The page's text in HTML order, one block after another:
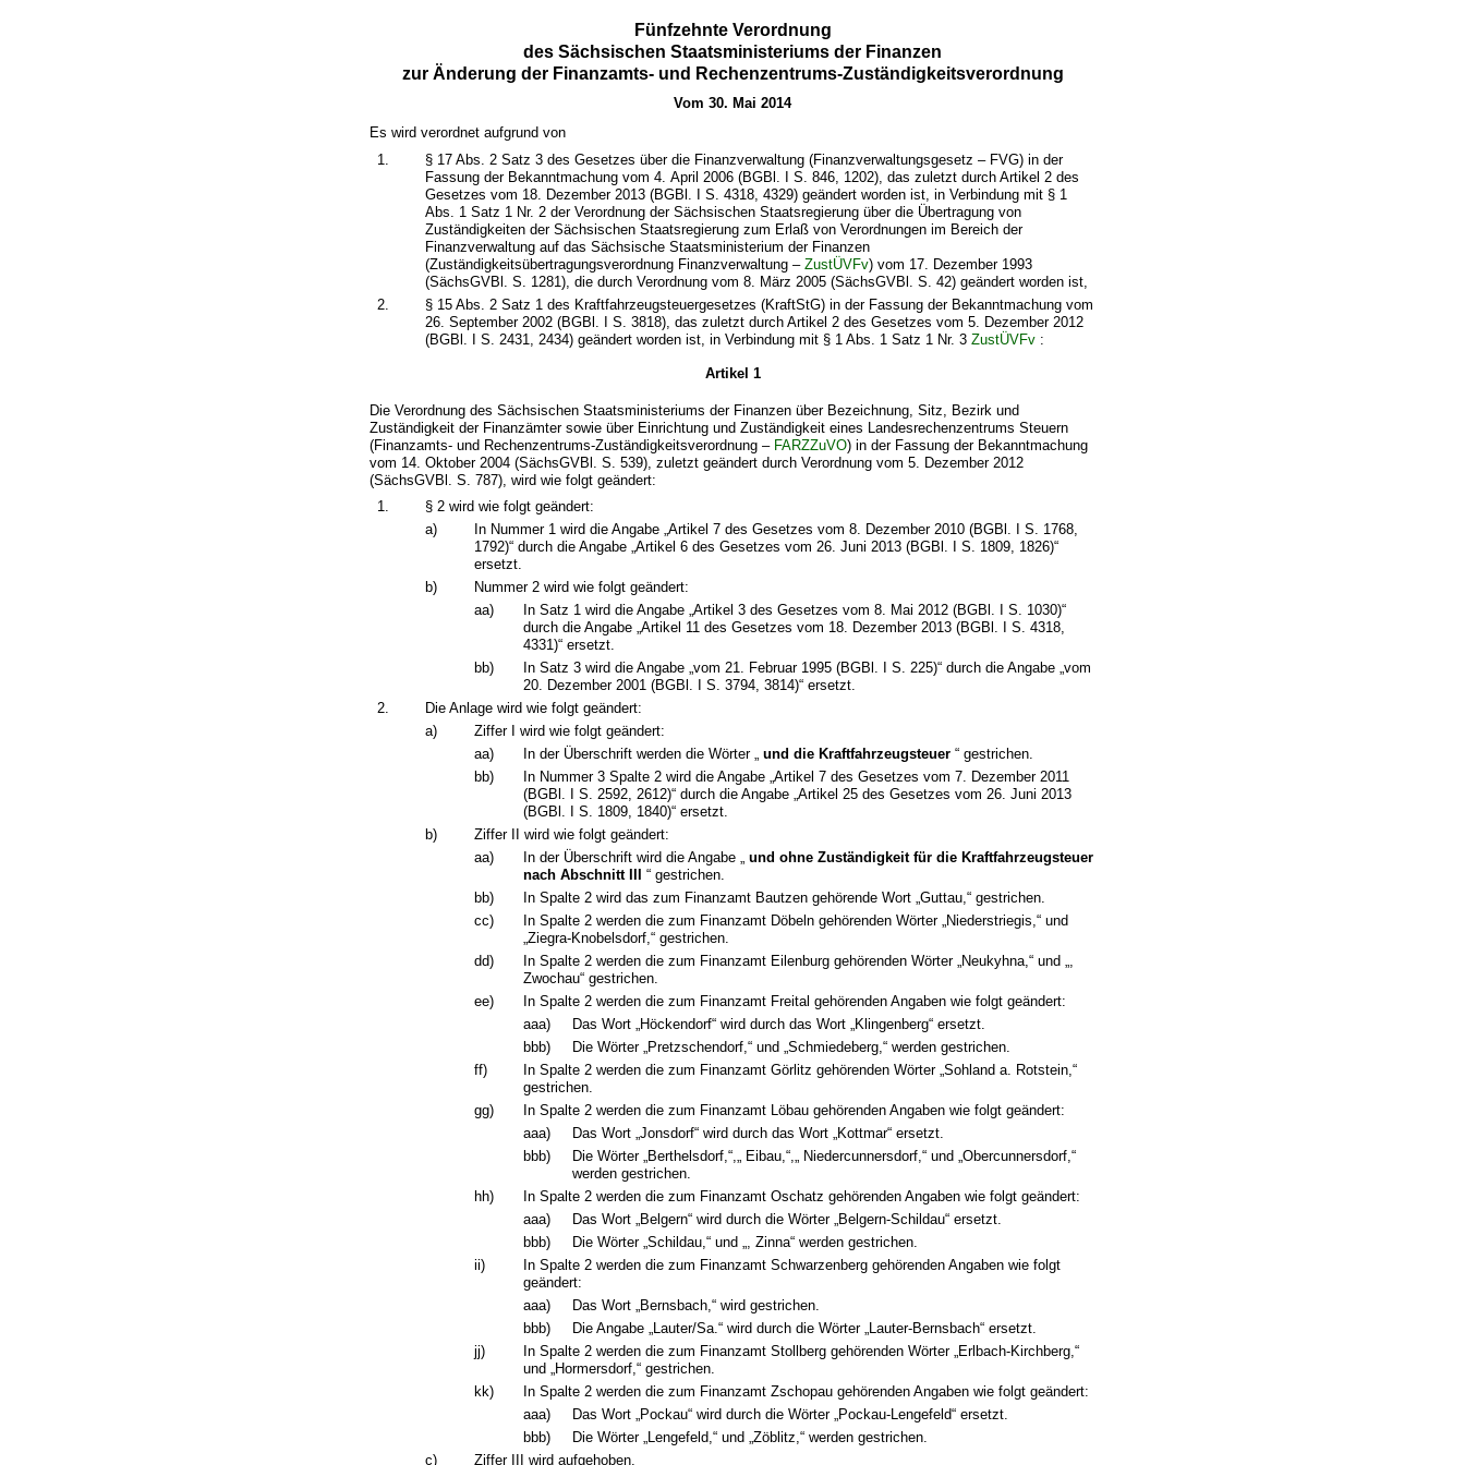
Fünfzehnte Verordnung
des Sächsischen Staatsministeriums der Finanzen
zur Änderung der Finanzamts- und Rechenzentrums-Zuständigkeitsverordnung
Vom 30. Mai 2014
Es wird verordnet aufgrund von
1.
§ 17 Abs. 2 Satz 3 des Gesetzes über die Finanzverwaltung (Finanzverwaltungsgesetz – FVG) in der
Fassung der Bekanntmachung vom 4. April 2006 (BGBl. I S. 846, 1202), das zuletzt durch Artikel 2 des
Gesetzes vom 18. Dezember 2013 (BGBl. I S. 4318, 4329) geändert worden ist, in Verbindung mit § 1
Abs. 1 Satz 1 Nr. 2 der Verordnung der Sächsischen Staatsregierung über die Übertragung von
Zuständigkeiten der Sächsischen Staatsregierung zum Erlaß von Verordnungen im Bereich der
Finanzverwaltung auf das Sächsische Staatsministerium der Finanzen
(Zuständigkeitsübertragungsverordnung Finanzverwaltung –ZustÜVFv) vom 17. Dezember 1993
(SächsGVBl. S. 1281), die durch Verordnung vom 8. März 2005 (SächsGVBl. S. 42) geändert worden ist,
2.
§ 15 Abs. 2 Satz 1 des Kraftfahrzeugsteuergesetzes (KraftStG) in der Fassung der Bekanntmachung vom
26. September 2002 (BGBl. I S. 3818), das zuletzt durch Artikel 2 des Gesetzes vom 5. Dezember 2012
(BGBl. I S. 2431, 2434) geändert worden ist, in Verbindung mit § 1 Abs. 1 Satz 1 Nr. 3ZustÜVFv :
Artikel 1
Die Verordnung des Sächsischen Staatsministeriums der Finanzen über Bezeichnung, Sitz, Bezirk und
Zuständigkeit der Finanzämter sowie über Einrichtung und Zuständigkeit eines Landesrechenzentrums Steuern
(Finanzamts- und Rechenzentrums-Zuständigkeitsverordnung – FARZZuVO) in der Fassung der Bekanntmachung
vom 14. Oktober 2004 (SächsGVBl. S. 539), zuletzt geändert durch Verordnung vom 5. Dezember 2012
(SächsGVBl. S. 787), wird wie folgt geändert:
1.
§ 2 wird wie folgt geändert:
a)
In Nummer 1 wird die Angabe „Artikel 7 des Gesetzes vom 8. Dezember 2010 (BGBl. I S. 1768,
1792)“ durch die Angabe „Artikel 6 des Gesetzes vom 26. Juni 2013 (BGBl. I S. 1809, 1826)“
ersetzt.
b)
Nummer 2 wird wie folgt geändert:
aa)
In Satz 1 wird die Angabe „Artikel 3 des Gesetzes vom 8. Mai 2012 (BGBl. I S. 1030)“
durch die Angabe „Artikel 11 des Gesetzes vom 18. Dezember 2013 (BGBl. I S. 4318,
4331)“ ersetzt.
bb)
In Satz 3 wird die Angabe „vom 21. Februar 1995 (BGBl. I S. 225)“ durch die Angabe „vom
20. Dezember 2001 (BGBl. I S. 3794, 3814)“ ersetzt.
2.
Die Anlage wird wie folgt geändert:
a)
Ziffer I wird wie folgt geändert:
aa)
In der Überschrift werden die Wörter „ und die Kraftfahrzeugsteuer“ gestrichen.
bb)
In Nummer 3 Spalte 2 wird die Angabe „Artikel 7 des Gesetzes vom 7. Dezember 2011
(BGBl. I S. 2592, 2612)“ durch die Angabe „Artikel 25 des Gesetzes vom 26. Juni 2013
(BGBl. I S. 1809, 1840)“ ersetzt.
b)
Ziffer II wird wie folgt geändert:
aa)
In der Überschrift wird die Angabe „ und ohne Zuständigkeit für die Kraftfahrzeugsteuer
nach Abschnitt III
“ gestrichen.
bb)
In Spalte 2 wird das zum Finanzamt Bautzen gehörende Wort „Guttau,“ gestrichen.
cc)
In Spalte 2 werden die zum Finanzamt Döbeln gehörenden Wörter „Niederstriegis,“ und
„Ziegra-Knobelsdorf,“ gestrichen.
dd)
In Spalte 2 werden die zum Finanzamt Eilenburg gehörenden Wörter „Neukyhna,“ und „,
Zwochau“ gestrichen.
ee)
In Spalte 2 werden die zum Finanzamt Freital gehörenden Angaben wie folgt geändert:
aaa)
Das Wort „Höckendorf“ wird durch das Wort „Klingenberg“ ersetzt.
bbb)
Die Wörter „Pretzschendorf,“ und „Schmiedeberg,“ werden gestrichen.
ff)
In Spalte 2 werden die zum Finanzamt Görlitz gehörenden Wörter „Sohland a. Rotstein,“
gestrichen.
gg)
In Spalte 2 werden die zum Finanzamt Löbau gehörenden Angaben wie folgt geändert:
aaa)
Das Wort „Jonsdorf“ wird durch das Wort „Kottmar“ ersetzt.
bbb)
Die Wörter „Berthelsdorf,“,„ Eibau,“,„ Niedercunnersdorf,“ und „Obercunnersdorf,“
werden gestrichen.
hh)
In Spalte 2 werden die zum Finanzamt Oschatz gehörenden Angaben wie folgt geändert:
aaa)
Das Wort „Belgern“ wird durch die Wörter „Belgern-Schildau“ ersetzt.
bbb)
Die Wörter „Schildau,“ und „, Zinna“ werden gestrichen.
ii)
In Spalte 2 werden die zum Finanzamt Schwarzenberg gehörenden Angaben wie folgt
geändert:
aaa)
Das Wort „Bernsbach,“ wird gestrichen.
bbb)
Die Angabe „Lauter/Sa.“ wird durch die Wörter „Lauter-Bernsbach“ ersetzt.
jj)
In Spalte 2 werden die zum Finanzamt Stollberg gehörenden Wörter „Erlbach-Kirchberg,“
und „Hormersdorf,“ gestrichen.
kk)
In Spalte 2 werden die zum Finanzamt Zschopau gehörenden Angaben wie folgt geändert:
aaa)
Das Wort „Pockau“ wird durch die Wörter „Pockau-Lengefeld“ ersetzt.
bbb)
Die Wörter „Lengefeld,“ und „Zöblitz,“ werden gestrichen.
c)
Ziffer III wird aufgehoben.